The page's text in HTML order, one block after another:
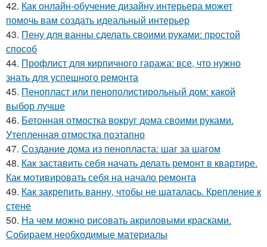
42. Как онлайн-обучение дизайну интерьера может
помочь вам создать идеальный интерьер
43. Пену для ванны сделать своими руками: простой
способ
44. Профлист для кирпичного гаража: все, что нужно
знать для успешного ремонта
45. Пенопласт или пенополистирольный дом: какой
выбор лучше
46. Бетонная отмостка вокруг дома своими руками.
Утепленная отмостка поэтапно
47. Создание дома из пенопласта: шаг за шагом
48. Как заставить себя начать делать ремонт в квартире.
Как мотивировать себя на начало ремонта
49. Как закрепить ванну, чтобы не шаталась. Крепление к
стене
50. На чем можно рисовать акриловыми красками.
Собираем необходимые материалы